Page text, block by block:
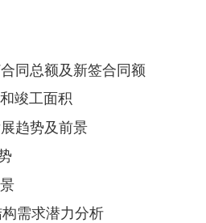
同总额及新签合同额
竣工面积
趋势及前景
需求潜力分析